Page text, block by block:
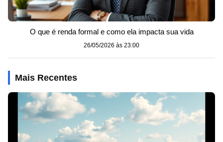
O que é renda formal e como ela impacta sua vida
26/05/2026 às 23:00
Mais Recentes